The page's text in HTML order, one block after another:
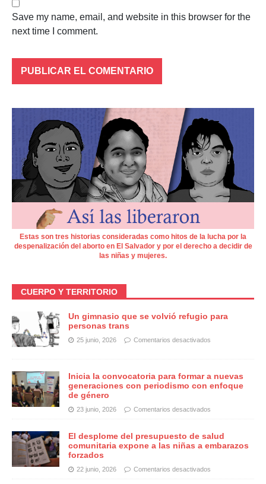
Save my name, email, and website in this browser for the
next time I comment.
Estas son tres historias consideradas como hitos de la lucha por la
despenalización del aborto en El Salvador y por el derecho a decidir de
las niñas y mujeres.
CUERPO Y TERRITORIO
Un gimnasio que se volvió refugio para
personas trans
25 junio, 2026 Comentarios desactivados
Inicia la convocatoria para formar a nuevas
generaciones con periodismo con enfoque
de género
23 junio, 2026 Comentarios desactivados
El desplome del presupuesto de salud
comunitaria expone a las niñas a embarazos
forzados
22 junio, 2026 Comentarios desactivados